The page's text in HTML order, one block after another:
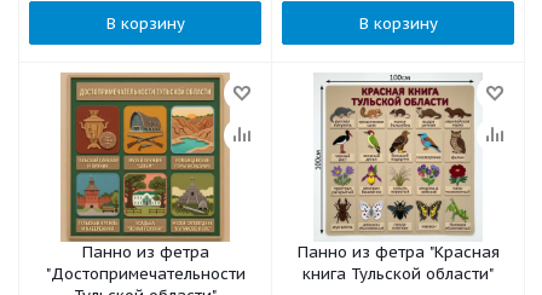
В корзину В корзину
Панно из фетра
"Достопримечательности
Панно из фетра "Красная
книга Тульской области"